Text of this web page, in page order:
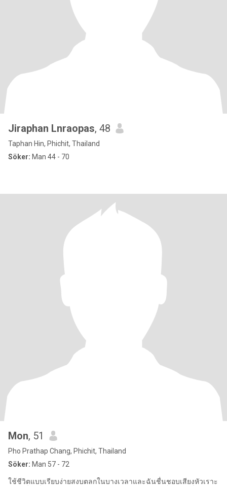
Jiraphan Lnraopas, 48
Taphan Hin, Phichit, Thailand
Söker: Man 44 - 70
Mon, 51
Pho Prathap Chang, Phichit, Thailand
Söker: Man 57 - 72
ใช้ชีวิตแบบเรียบง่ายสงบตลกในบางเวลาและฉันชื่นชอบเสียงหัวเราะ